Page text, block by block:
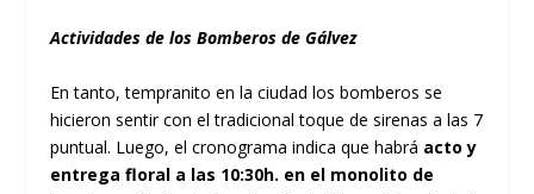
Actividades de los Bomberos de Gálvez
En tanto, tempranito en la ciudad los bomberos se
hicieron sentir con el tradicional toque de sirenas a las 7
puntual. Luego, el cronograma indica que habrá acto y
entrega floral a las 10:30h. en el monolito de